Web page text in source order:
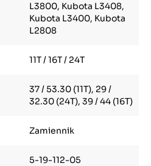
L3800, Kubota L3408,
Kubota L3400, Kubota
L2808
11T / 16T / 24T
37 / 53.30 (11T), 29 /
32.30 (24T), 39 / 44 (16T)
Zamiennik
5-19-112-05